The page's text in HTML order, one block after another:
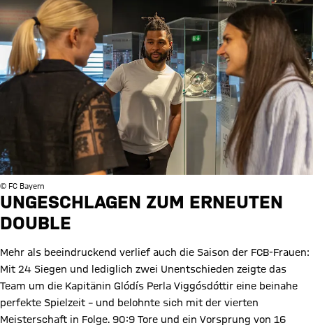
© FC Bayern
UNGESCHLAGEN ZUM ERNEUTEN
DOUBLE
Mehr als beeindruckend verlief auch die Saison der FCB-Frauen:
Mit 24 Siegen und lediglich zwei Unentschieden zeigte das
Team um die Kapitänin Glódís Perla Viggósdóttir eine beinahe
perfekte Spielzeit – und belohnte sich mit der vierten
Meisterschaft in Folge. 90:9 Tore und ein Vorsprung von 16